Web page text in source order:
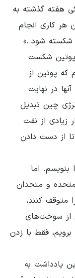
هفته گذشته به
۹۰ روز زمستان هر کاری انجام
شکسته شود..»
پوتین شکست
پوتین از
در نهایت
چین تبدیل
زیادی از نفت
از دست دادن
اما
متحده و متحدان
متوقف کنند،
از سوخت‌های
فقط با زدن
یادداشت به